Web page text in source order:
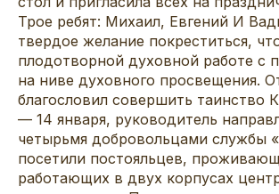
Трое ребят: Михаил, Евгений И
твердое желание покреститься,
плодотворной духовной работе с
на ниве духовного просвещения.
благословил совершить таинство
— 14 января, руководитель
четырьмя добровольцами службы
посетили постояльцев,
работающих в двух корпусах